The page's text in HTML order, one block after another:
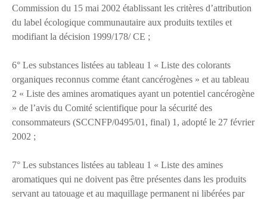
Commission du 15 mai 2002 établissant les critères d’attribution
du label écologique communautaire aux produits textiles et
modifiant la décision 1999/178/ CE ;
6° Les substances listées au tableau 1 « Liste des colorants
organiques reconnus comme étant cancérogènes » et au tableau
2 « Liste des amines aromatiques ayant un potentiel cancérogène
» de l’avis du Comité scientifique pour la sécurité des
consommateurs (SCCNFP/0495/01, final) 1, adopté le 27 février
2002 ;
7° Les substances listées au tableau 1 « Liste des amines
aromatiques qui ne doivent pas être présentes dans les produits
servant au tatouage et au maquillage permanent ni libérées par